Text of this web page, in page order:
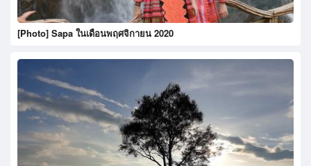
[Photo] Sapa ในเดือนพฤศจิกายน 2020